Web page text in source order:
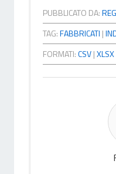
PUBBLICATO DA:
TAG:FABBRICATI |
FORMATI:CSV|XLSX